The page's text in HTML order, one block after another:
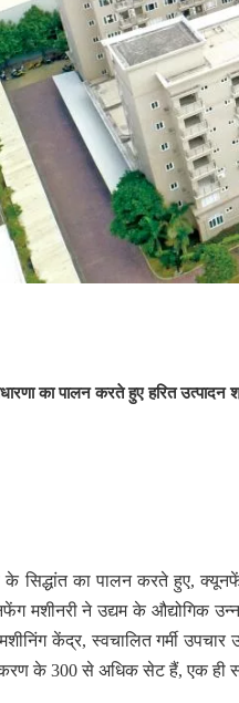
का पालन करते हुएहरित उत्पादन
के सिद्धांत का पालन करते हुए,
मशीनरी ने उद्यम के औद्योगिक
केंद्र, स्वचालित गर्मी
के 300 से अधिक सेट हैं, एक ही